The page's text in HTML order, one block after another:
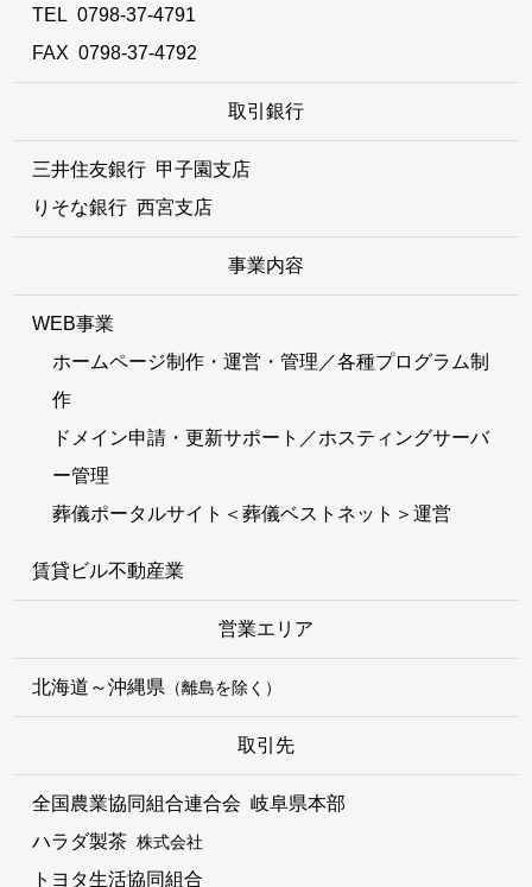
TEL0798-37-4791
FAX 0798-37-4792
取引銀行
三井住友銀行 甲子園支店
りそな銀行 西宮支店
事業内容
WEB事業
ホームページ制作・運営・管理／各種プログラム制
作
ドメイン申請・更新サポート／ホスティングサーバ
ー管理
葬儀ポータルサイト＜葬儀ベストネット＞運営
賃貸ビル不動産業
営業エリア
北海道～沖縄県 （離島を除く）
取引先
全国農業協同組合連合会 岐阜県本部
ハラダ製茶株式会社
トヨタ生活協同組合